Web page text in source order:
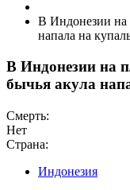
В Индонезии на
напала на
В Индонезии на
бычья акула
Смерть:
Нет
Страна:
Индонезия